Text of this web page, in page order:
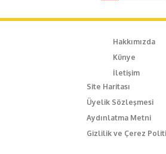
Hakkımızda
Künye
İletişim
Site Haritası
Üyelik Sözleşmesi
Aydınlatma Metni
Gizlilik ve Çerez